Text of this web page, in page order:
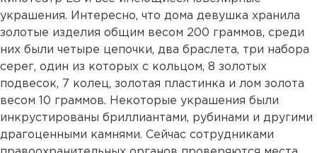
украшения. Интересно, что дома девушка хранила
золотые изделия общим весом 200 граммов, среди
них были четыре цепочки, два браслета, три набора
серег, один из которых с кольцом, 8 золотых
подвесок, 7 колец, золотая пластинка и лом золота
весом 10 граммов. Некоторые украшения были
инкрустированы бриллиантами, рубинами и другими
драгоценными камнями. Сейчас сотрудниками